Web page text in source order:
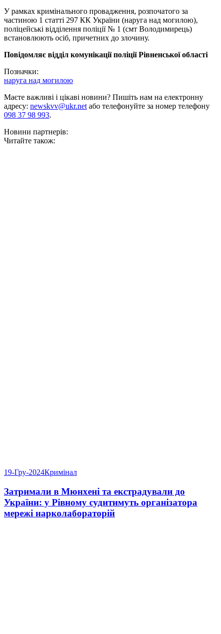
У рамках кримінального провадження, розпочатого за
частиною 1 статті 297 КК України (наруга над могилою),
поліцейські відділення поліції № 1 (смт Володимирець)
встановлюють осіб, причетних до злочину.
Повідомляє відділ комунікації поліції Рівненської області
Позначки:
наруга над могилою
Маєте важливі і цікаві новини? Пишіть нам на електронну
адресу: newskvv@ukr.netабо телефонуйте за номер телефону
098 37 98 993.
Новини партнерів:
Читайте також:
19-Гру-2024Кримінал
Затримали в Мюнхені та екстрадували до
України: у Рівному судитимуть організатора
мережі нарколабораторій